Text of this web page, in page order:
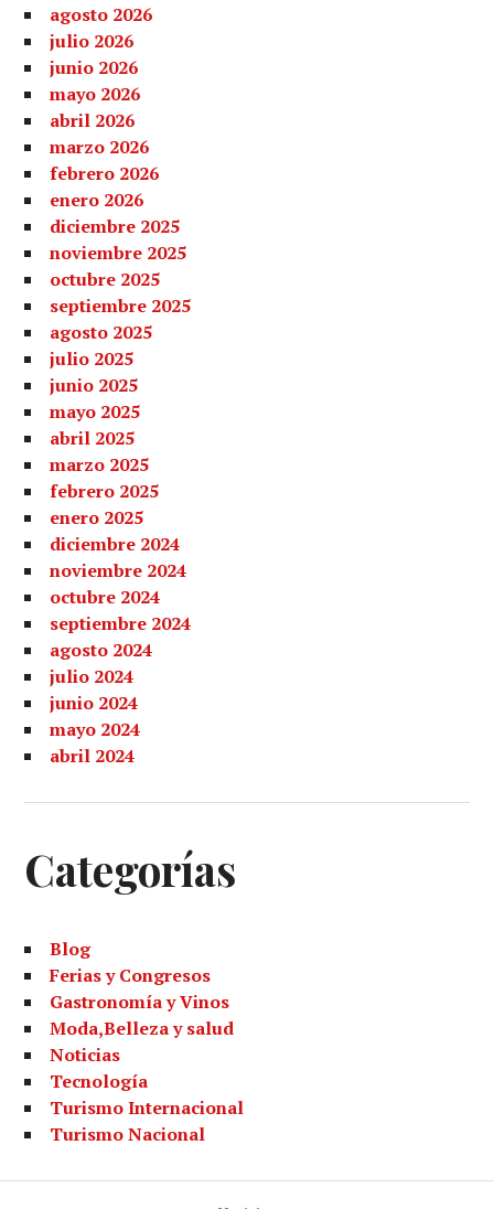
agosto 2026
julio 2026
junio 2026
mayo 2026
abril 2026
marzo 2026
febrero 2026
enero 2026
diciembre 2025
noviembre 2025
octubre 2025
septiembre 2025
agosto 2025
julio 2025
junio 2025
mayo 2025
abril 2025
marzo 2025
febrero 2025
enero 2025
diciembre 2024
noviembre 2024
octubre 2024
septiembre 2024
agosto 2024
julio 2024
junio 2024
mayo 2024
abril 2024
Categorías
Blog
Ferias y Congresos
Gastronomía y Vinos
Moda,Belleza y salud
Noticias
Tecnología
Turismo Internacional
Turismo Nacional